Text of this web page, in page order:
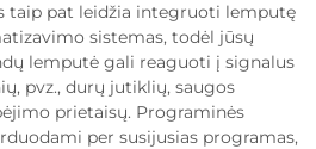
taip pat leidžia integruoti lemputę
sistemas, todėl jūsų
lemputė gali reaguoti į signalus
pvz., durų jutiklių, saugos
prietaisų. Programinės
per susijusias programas,